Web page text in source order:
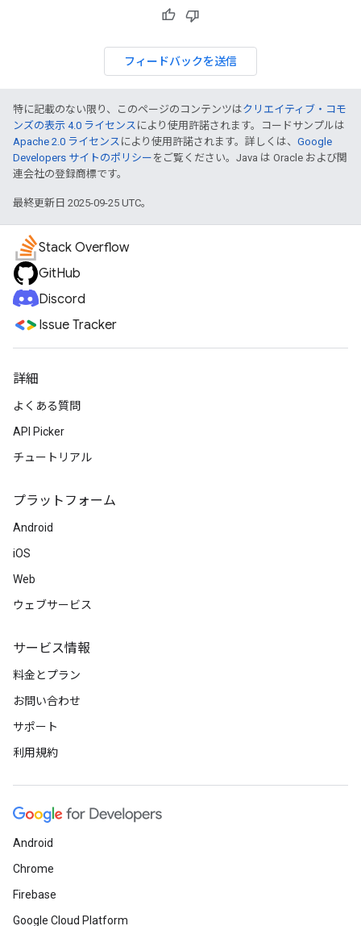
フィードバックを送信
特に記載のない限り、このページのコンテンツはクリエイティブ・コモ
ンズの表示 4.0 ライセンス により使用許諾されます。コードサンプルは
Apache 2.0 ライセンス により使用許諾されます。詳しくは、 Google
Developers サイトのポリシー をご覧ください。Java は Oracle および関
連会社の登録商標です。
最終更新日 2025-09-25 UTC。
Stack Overflow
GitHub
Discord
Issue Tracker
詳細
よくある質問
API Picker
チュートリアル
プラットフォーム
Android
iOS
Web
ウェブサービス
サービス情報
料金とプラン
お問い合わせ
サポート
利用規約
Android
Chrome
Firebase
Google Cloud Platform